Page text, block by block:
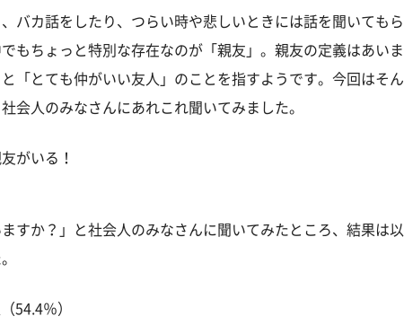
バカ話をしたり、つらい時や悲しいときには話を聞いてもら
もちょっと特別な存在なのが「親友」。親友の定義はあいま
「とても仲がいい友人」のことを指すようです。今回はそん
会人のみなさんにあれこれ聞いてみました。
がいる！
ますか？」と社会人のみなさんに聞いてみたところ、結果は以
54.4％）